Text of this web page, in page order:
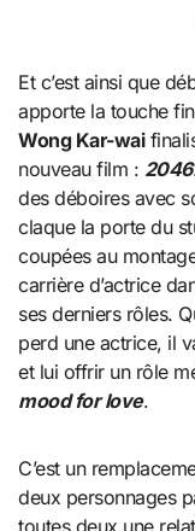
Et c’est ainsi que
apporte la touche
Wong Kar-wai
nouveau film : 2046
des déboires avec
claque la porte du
coupées au
carrière d’actrice
ses derniers rôles.
perd une actrice, il
et lui offrir un rôle
mood for love.
C’est un
deux personnages